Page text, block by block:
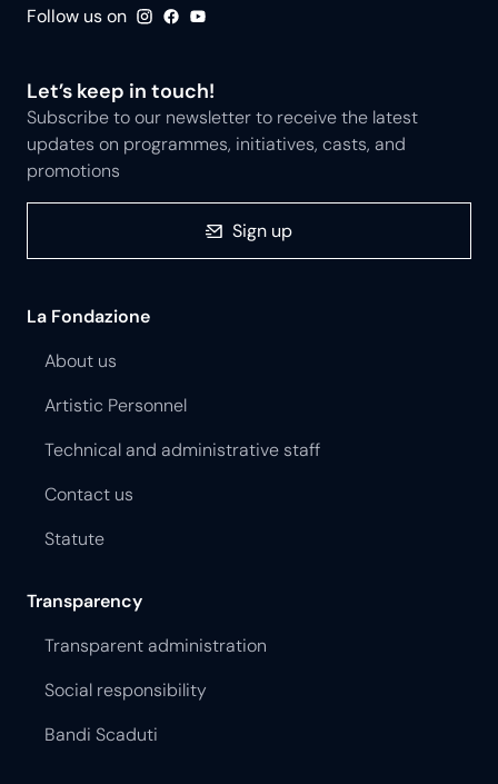
Follow us on
Let’s keep in touch!
Subscribe to our newsletter to receive the latest
updates on programmes, initiatives, casts, and
promotions
Sign up
La Fondazione
About us
Artistic Personnel
Technical and administrative staff
Contact us
Statute
Transparency
Transparent administration
Social responsibility
Bandi Scaduti